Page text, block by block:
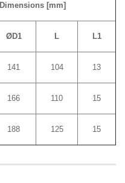
Dimensions [mm]
ØD1 L L1
141 104 13
166 110 15
188 125 15